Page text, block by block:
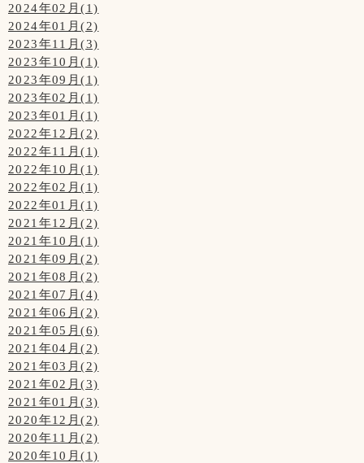
2024年02月(1)
2024年01月(2)
2023年11月(3)
2023年10月(1)
2023年09月(1)
2023年02月(1)
2023年01月(1)
2022年12月(2)
2022年11月(1)
2022年10月(1)
2022年02月(1)
2022年01月(1)
2021年12月(2)
2021年10月(1)
2021年09月(2)
2021年08月(2)
2021年07月(4)
2021年06月(2)
2021年05月(6)
2021年04月(2)
2021年03月(2)
2021年02月(3)
2021年01月(3)
2020年12月(2)
2020年11月(2)
2020年10月(1)